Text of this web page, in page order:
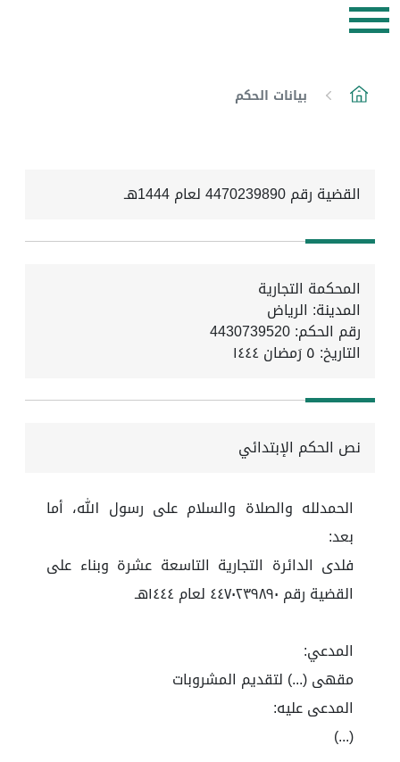
بيانات الحكم
القضية رقم 4470239890 لعام 1444هـ
المحكمة التجارية
المدينة: الرياض
رقم الحكم: 4430739520
التاريخ: ٥ رَمضان ١٤٤٤
نص الحكم الإبتدائي
الحمدلله والصلاة والسلام على رسول الله، أما
بعد:
فلدى الدائرة التجارية التاسعة عشرة وبناء على
القضية رقم ٤٤٧٠٢٣٩٨٩٠ لعام ١٤٤٤هـ
المدعي:
مقهى (...) لتقديم المشروبات
المدعى عليه:
(...)